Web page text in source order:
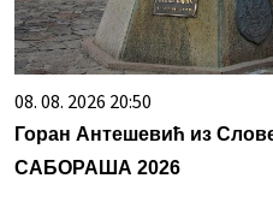
08. 08. 2026 20:50
Горан Антешевић из
САБОРАША 2026